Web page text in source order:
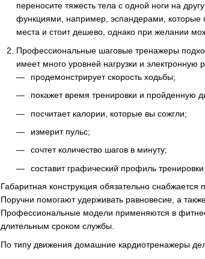
переносите тяжесть тела с одной ноги на
функциями, например, эспандерами, которые
места и стоит дешево, однако при желании
Профессиональные шаговые тренажеры
имеет много уровней нагрузки и электронную
продемонстрирует скорость ходьбы;
покажет время тренировки и пройденную
посчитает калории, которые вы сожгли;
измерит пульс;
сочтет количество шагов в минуту;
составит графический профиль тренировки
Габаритная конструкция обязательно
Поручни помогают удерживать равновесие, а
Профессиональные модели применяются в фитнес
длительным сроком службы.
По типу движения домашние кардиотренажеры